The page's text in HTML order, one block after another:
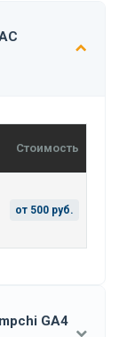
Стоимость
от 500 руб.
GA4